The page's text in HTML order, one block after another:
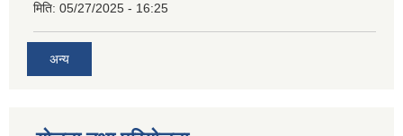
मिति: 05/27/2025 - 16:25
अन्य